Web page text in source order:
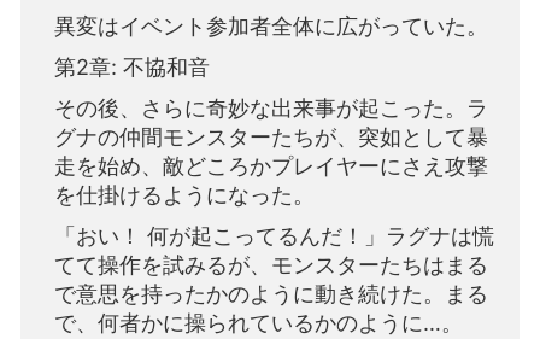
異変はイベント参加者全体に広がっていた。
第2章: 不協和音
その後、さらに奇妙な出来事が起こった。ラ
グナの仲間モンスターたちが、突如として暴
走を始め、敵どころかプレイヤーにさえ攻撃
を仕掛けるようになった。
「おい！ 何が起こってるんだ！」ラグナは慌
てて操作を試みるが、モンスターたちはまる
で意思を持ったかのように動き続けた。まる
で、何者かに操られているかのように…。